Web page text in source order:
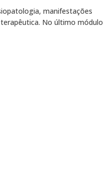
manifestações
No último módulo